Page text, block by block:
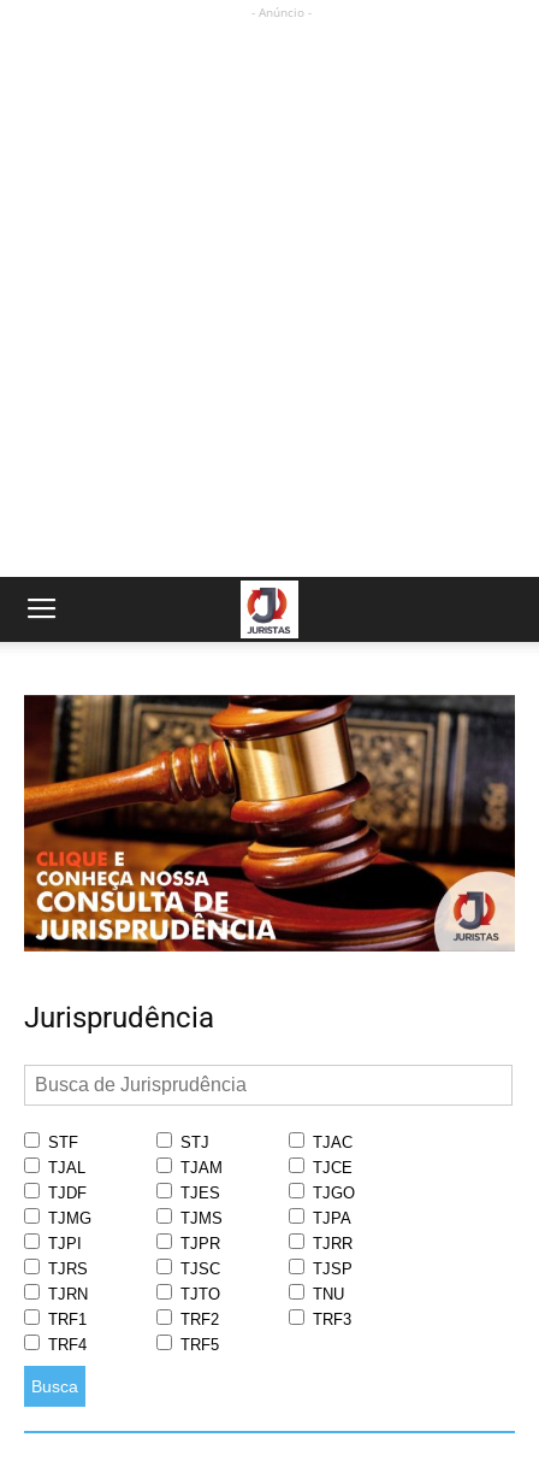
- Anúncio -
Jurisprudência
STF STJ
TJAC
TJAL
TJAM
TJCE
TJDF
TJES
TJGO
TJMG
TJMS
TJPA
TJPI
TJPR
TJRR
TJRS
TJSC
TJSP
TJRN
TJTO
TNU
TRF1
TRF2
TRF3
TRF4
TRF5
Busca